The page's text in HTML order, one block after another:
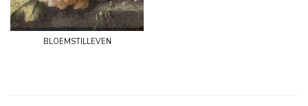
bloemstilleven